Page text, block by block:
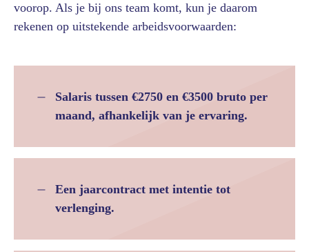
voorop. Als je bij ons team komt, kun je daarom
rekenen op uitstekende arbeidsvoorwaarden:
Salaris tussen €2750 en €3500 bruto per
maand, afhankelijk van je ervaring.
Een jaarcontract met intentie tot
verlenging.